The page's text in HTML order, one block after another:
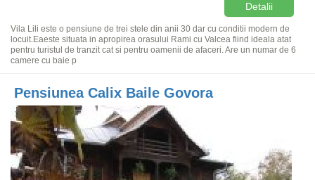
Detalii
Vila Lili este o pensiune de trei stele din anii 30 dar cu conditii modern de
locuit.Eaeste situata in apropirea orasului Rami cu Valcea fiind ideala atat
pentru turistul de tranzit cat si pentru oamenii de afaceri. Are un numar de 6
camere cu baie p
Pensiunea Calix Baile Govora